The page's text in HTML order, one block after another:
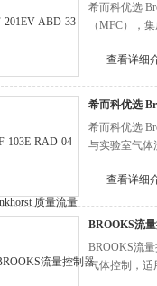
希而科优选
（MFC），
查看详细
希而科优选
希而科优选
与实验室气体
查看详细
BROOKS流
BROOKS流
气体控制，适